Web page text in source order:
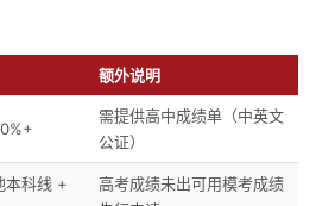
额外说明
需提供高中成绩单（中英文
公证）
本科线 +
高考成绩未出可用模考成绩